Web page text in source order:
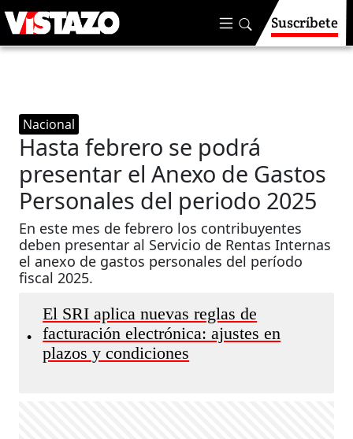
Suscríbete
Nacional
Hasta febrero se podrá
presentar el Anexo de Gastos
Personales del periodo 2025
En este mes de febrero los contribuyentes
deben presentar al Servicio de Rentas Internas
el anexo de gastos personales del período
fiscal 2025.
•
El SRI aplica nuevas reglas de
facturación electrónica: ajustes en
plazos y condiciones